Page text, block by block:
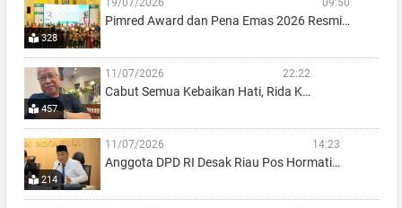
328
19/07/2026 09:50
Pimred Award dan Pena Emas 2026 Resmi…
457
11/07/2026 22:22
Cabut Semua Kebaikan Hati, Rida K…
214
11/07/2026 14:23
Anggota DPD RI Desak Riau Pos Hormati…